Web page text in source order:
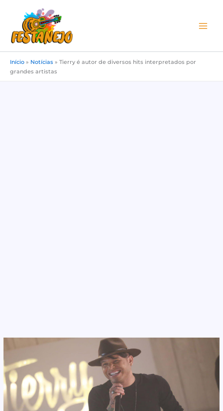
conteúdo
Início » Notícias » Tierry é autor de diversos hits interpretados por
grandes artistas